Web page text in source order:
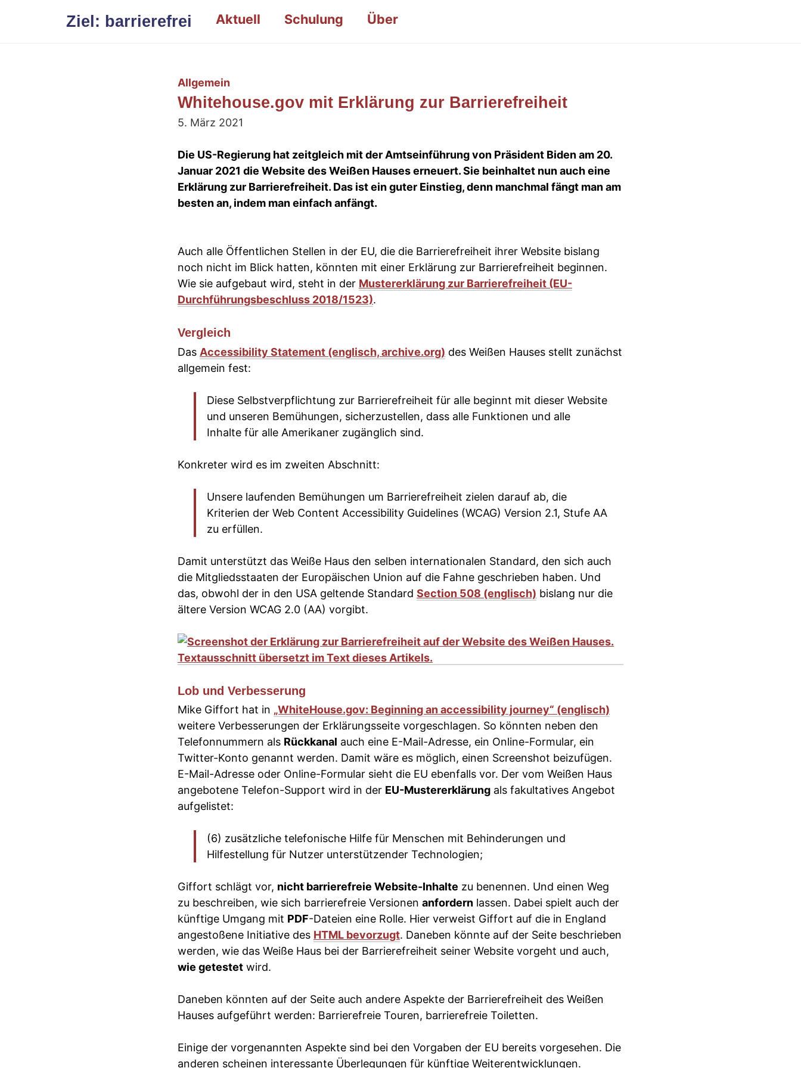
Ziel: barrierefrei Aktuell Schulung Über
Allgemein
Whitehouse.gov mit Erklärung zur Barrierefreiheit
5. März 2021
Die US-Regierung hat zeitgleich mit der Amtseinführung von Präsident Biden am 20.
Januar 2021 die Website des Weißen Hauses erneuert. Sie beinhaltet nun auch eine
Erklärung zur Barrierefreiheit. Das ist ein guter Einstieg, denn manchmal fängt man am
besten an, indem man einfach anfängt.
Auch alle Öffentlichen Stellen in der EU, die die Barrierefreiheit ihrer Website bislang
noch nicht im Blick hatten, könnten mit einer Erklärung zur Barrierefreiheit beginnen.
Wie sie aufgebaut wird, steht in der Mustererklärung zur Barrierefreiheit (EU-
Durchführungsbeschluss 2018/1523).
Vergleich
Das Accessibility Statement (englisch, archive.org) des Weißen Hauses stellt zunächst
allgemein fest:
Diese Selbstverpflichtung zur Barrierefreiheit für alle beginnt mit dieser Website
und unseren Bemühungen, sicherzustellen, dass alle Funktionen und alle
Inhalte für alle Amerikaner zugänglich sind.
Konkreter wird es im zweiten Abschnitt:
Unsere laufenden Bemühungen um Barrierefreiheit zielen darauf ab, die
Kriterien der Web Content Accessibility Guidelines (WCAG) Version 2.1, Stufe AA
zu erfüllen.
Damit unterstützt das Weiße Haus den selben internationalen Standard, den sich auch
die Mitgliedsstaaten der Europäischen Union auf die Fahne geschrieben haben. Und
das, obwohl der in den USA geltende Standard Section 508 (englisch) bislang nur die
ältere Version WCAG 2.0 (AA) vorgibt.
Lob und Verbesserung
Mike Giffort hat in „WhiteHouse.gov: Beginning an accessibility journey“ (englisch)
weitere Verbesserungen der Erklärungsseite vorgeschlagen. So könnten neben den
Telefonnummern als Rückkanal auch eine E-Mail-Adresse, ein Online-Formular, ein
Twitter-Konto genannt werden. Damit wäre es möglich, einen Screenshot beizufügen.
E-Mail-Adresse oder Online-Formular sieht die EU ebenfalls vor. Der vom Weißen Haus
angebotene Telefon-Support wird in der EU-Mustererklärung als fakultatives Angebot
aufgelistet:
(6) zusätzliche telefonische Hilfe für Menschen mit Behinderungen und
Hilfestellung für Nutzer unterstützender Technologien;
Giffort schlägt vor, nicht barrierefreie Website-Inhalte zu benennen. Und einen Weg
zu beschreiben, wie sich barrierefreie Versionen anfordern lassen. Dabei spielt auch der
künftige Umgang mit PDF-Dateien eine Rolle. Hier verweist Giffort auf die in England
angestoßene Initiative des HTML bevorzugt. Daneben könnte auf der Seite beschrieben
werden, wie das Weiße Haus bei der Barrierefreiheit seiner Website vorgeht und auch,
wie getestet wird.
Daneben könnten auf der Seite auch andere Aspekte der Barrierefreiheit des Weißen
Hauses aufgeführt werden: Barrierefreie Touren, barrierefreie Toiletten.
Einige der vorgenannten Aspekte sind bei den Vorgaben der EU bereits vorgesehen. Die
anderen scheinen interessante Überlegungen für künftige Weiterentwicklungen.